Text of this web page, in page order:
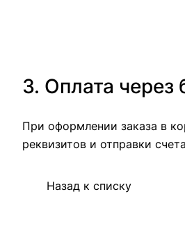
3. Оплата через
При оформлении заказа в
реквизитов и отправки
Назад к списку